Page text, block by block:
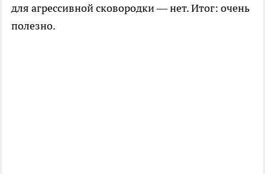
для агрессивной сковородки — нет. Итог: очень
полезно.